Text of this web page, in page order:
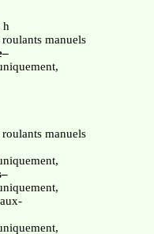
h
manuels
manuels